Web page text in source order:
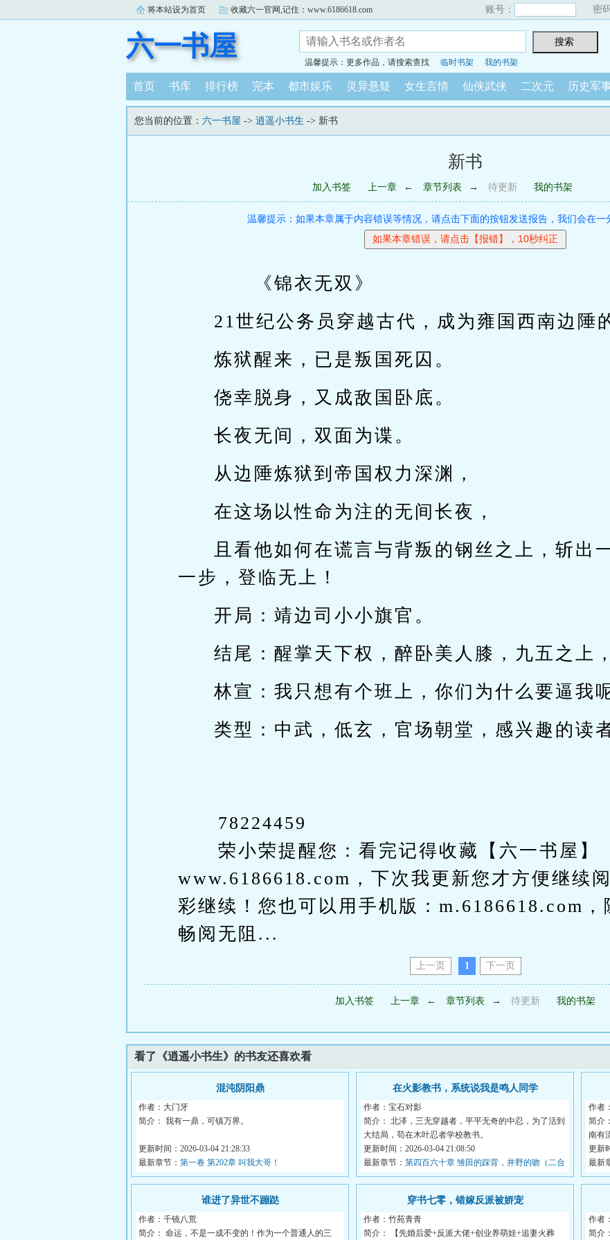
将本站设为首页 收藏六一官网,记住：www.6186618.com 账号： 密
六一书屋
温馨提示：更多作品，请搜索查找 临时书架 我的书架
首页 书库 排行榜 完本 都市娱乐 灵异悬疑 女生言情 仙侠武侠 二次元 历史军
您当前的位置： 六一书屋 -> 逍遥小书生 -> 新书
新书
加入书签 上一章 ← 章节列表 → 待更新 我的书架
温馨提示：如果本章属于内容错误等情况，请点击下面的按钮发送报告，我们会在一
《锦衣无双》
21世纪公务员穿越古代，成为雍国西南边陲
炼狱醒来，已是叛国死囚。
侥幸脱身，又成敌国卧底。
长夜无间，双面为谍。
从边陲炼狱到帝国权力深渊，
在这场以性命为注的无间长夜，
且看他如何在谎言与背叛的钢丝之上，斩出
一步，登临无上！
开局：靖边司小小旗官。
结尾：醒掌天下权，醉卧美人膝，九五之上
林宣：我只想有个班上，你们为什么要逼我
类型：中武，低玄，官场朝堂，感兴趣的读
78224459
荣小荣提醒您：看完记得收藏【六一书屋】
www.6186618.com，下次我更新您才方便继续
彩继续！您也可以用手机版：m.6186618.com，
畅阅无阻...
上一页 1 下一页
加入书签 上一章 ← 章节列表 → 待更新 我的书架
看了《逍遥小书生》的书友还喜欢看
混沌阴阳鼎
作者：大门牙
简介： 我有一鼎，可镇万界。
阴阳初鸣，生道纹定天地乾坤。
更新时间：2026-03-04 21:28:33
最新章节： 第一卷 第202章 叫我大哥！
在火影教书，系统说我是鸣人同学
作者：宝石对影
简介： 北泽，三无穿越者，平平无奇的中忍，为了活到
大结局，苟在木叶忍者学校教书。
<...
更新时间：2026-03-04 21:08:50
最新章节： 第四百六十章 雏田的踩背，井野的吻（二合
一更）
作者
简介
南有
...
更新
最新
谁进了异世不蹦跶
作者：千镜八荒
简介： 命运，不是一成不变的！作为一个普通人的三
穿书七零，错嫁反派被娇宠
作者：竹苑青青
简介： 【先婚后爱+反派大佬+创业养萌娃+追妻火葬
作者
简介